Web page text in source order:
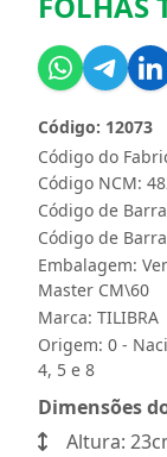
Código do
Código: 12073
Código NCM:
Código de
Código de
Embalagem:
Master CM\60
Marca: TILIBRA
Origem: 0 -
4, 5 e 8
Dimensões
Altura: